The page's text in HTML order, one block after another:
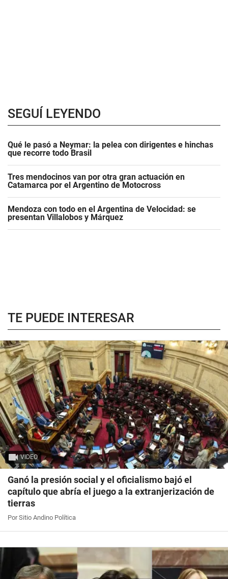
SEGUÍ LEYENDO
Qué le pasó a Neymar: la pelea con dirigentes e hinchas
que recorre todo Brasil
Tres mendocinos van por otra gran actuación en
Catamarca por el Argentino de Motocross
Mendoza con todo en el Argentina de Velocidad: se
presentan Villalobos y Márquez
TE PUEDE INTERESAR
VIDEO
Ganó la presión social y el oficialismo bajó el
capítulo que abría el juego a la extranjerización de
tierras
Por Sitio Andino Política